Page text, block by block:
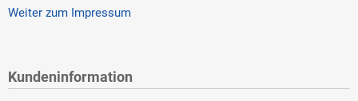
Weiter zum Impressum
Kundeninformation